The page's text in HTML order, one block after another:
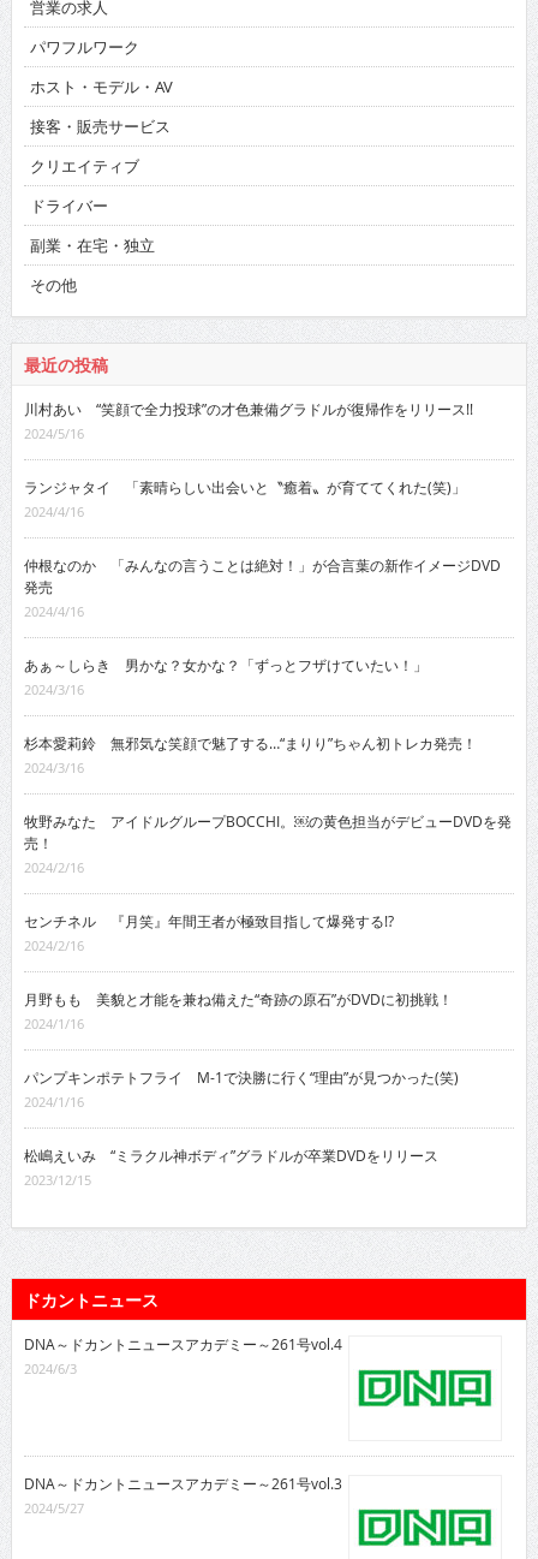
営業の求人
パワフルワーク
ホスト・モデル・AV
接客・販売サービス
クリエイティブ
ドライバー
副業・在宅・独立
その他
最近の投稿
川村あい “笑顔で全力投球”の才色兼備グラドルが復帰作をリリース!!
2024/5/16
ランジャタイ 「素晴らしい出会いと〝癒着〟が育ててくれた(笑)」
2024/4/16
仲根なのか 「みんなの言うことは絶対！」が合言葉の新作イメージDVD
発売
2024/4/16
あぁ～しらき 男かな？女かな？「ずっとフザけていたい！」
2024/3/16
杉本愛莉鈴 無邪気な笑顔で魅了する…“まりり”ちゃん初トレカ発売！
2024/3/16
牧野みなた アイドルグループBOCCHI。￼の黄色担当がデビューDVDを発
売！
2024/2/16
センチネル 『月笑』年間王者が極致目指して爆発する!?
2024/2/16
月野もも 美貌と才能を兼ね備えた“奇跡の原石”がDVDに初挑戦！
2024/1/16
パンプキンポテトフライ M-1で決勝に行く“理由”が見つかった(笑)
2024/1/16
松嶋えいみ “ミラクル神ボディ”グラドルが卒業DVDをリリース
2023/12/15
ドカントニュース
DNA～ドカントニュースアカデミー～261号vol.4
2024/6/3
DNA～ドカントニュースアカデミー～261号vol.3
2024/5/27